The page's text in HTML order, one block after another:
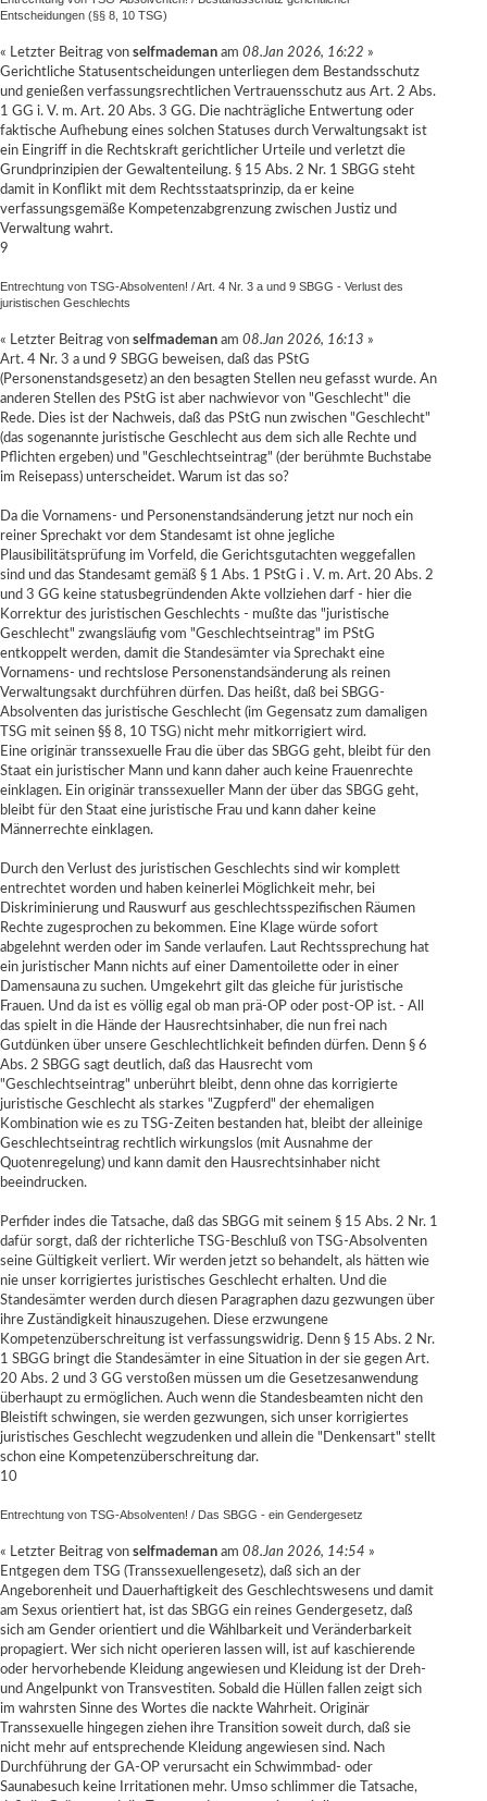
Entscheidungen (§§ 8, 10 TSG)
« Letzter Beitrag von selfmademan am 08.Jan 2026, 16:22 »
Gerichtliche Statusentscheidungen unterliegen dem Bestandsschutz
und genießen verfassungsrechtlichen Vertrauensschutz aus Art. 2 Abs.
1 GG i. V. m. Art. 20 Abs. 3 GG. Die nachträgliche Entwertung oder
faktische Aufhebung eines solchen Statuses durch Verwaltungsakt ist
ein Eingriff in die Rechtskraft gerichtlicher Urteile und verletzt die
Grundprinzipien der Gewaltenteilung. § 15 Abs. 2 Nr. 1 SBGG steht
damit in Konflikt mit dem Rechtsstaatsprinzip, da er keine
verfassungsgemäße Kompetenzabgrenzung zwischen Justiz und
Verwaltung wahrt.
9
Entrechtung von TSG-Absolventen! /Art. 4 Nr. 3 a und 9 SBGG - Verlust des
juristischen Geschlechts
« Letzter Beitrag von selfmademan am 08.Jan 2026, 16:13 »
Art. 4 Nr. 3 a und 9 SBGG beweisen, daß das PStG
(Personenstandsgesetz) an den besagten Stellen neu gefasst wurde. An
anderen Stellen des PStG ist aber nachwievor von "Geschlecht" die
Rede. Dies ist der Nachweis, daß das PStG nun zwischen "Geschlecht"
(das sogenannte juristische Geschlecht aus dem sich alle Rechte und
Pflichten ergeben) und "Geschlechtseintrag" (der berühmte Buchstabe
im Reisepass) unterscheidet. Warum ist das so?
Da die Vornamens- und Personenstandsänderung jetzt nur noch ein
reiner Sprechakt vor dem Standesamt ist ohne jegliche
Plausibilitätsprüfung im Vorfeld, die Gerichtsgutachten weggefallen
sind und das Standesamt gemäß § 1 Abs. 1 PStG i . V. m. Art. 20 Abs. 2
und 3 GG keine statusbegründenden Akte vollziehen darf - hier die
Korrektur des juristischen Geschlechts - mußte das "juristische
Geschlecht" zwangsläufig vom "Geschlechtseintrag" im PStG
entkoppelt werden, damit die Standesämter via Sprechakt eine
Vornamens- und rechtslose Personenstandsänderung als reinen
Verwaltungsakt durchführen dürfen. Das heißt, daß bei SBGG-
Absolventen das juristische Geschlecht (im Gegensatz zum damaligen
TSG mit seinen §§ 8, 10 TSG) nicht mehr mitkorrigiert wird.
Eine originär transsexuelle Frau die über das SBGG geht, bleibt für den
Staat ein juristischer Mann und kann daher auch keine Frauenrechte
einklagen. Ein originär transsexueller Mann der über das SBGG geht,
bleibt für den Staat eine juristische Frau und kann daher keine
Männerrechte einklagen.
Durch den Verlust des juristischen Geschlechts sind wir komplett
entrechtet worden und haben keinerlei Möglichkeit mehr, bei
Diskriminierung und Rauswurf aus geschlechtsspezifischen Räumen
Rechte zugesprochen zu bekommen. Eine Klage würde sofort
abgelehnt werden oder im Sande verlaufen. Laut Rechtssprechung hat
ein juristischer Mann nichts auf einer Damentoilette oder in einer
Damensauna zu suchen. Umgekehrt gilt das gleiche für juristische
Frauen. Und da ist es völlig egal ob man prä-OP oder post-OP ist. - All
das spielt in die Hände der Hausrechtsinhaber, die nun frei nach
Gutdünken über unsere Geschlechtlichkeit befinden dürfen. Denn § 6
Abs. 2 SBGG sagt deutlich, daß das Hausrecht vom
"Geschlechtseintrag" unberührt bleibt, denn ohne das korrigierte
juristische Geschlecht als starkes "Zugpferd" der ehemaligen
Kombination wie es zu TSG-Zeiten bestanden hat, bleibt der alleinige
Geschlechtseintrag rechtlich wirkungslos (mit Ausnahme der
Quotenregelung) und kann damit den Hausrechtsinhaber nicht
beeindrucken.
Perfider indes die Tatsache, daß das SBGG mit seinem § 15 Abs. 2 Nr. 1
dafür sorgt, daß der richterliche TSG-Beschluß von TSG-Absolventen
seine Gültigkeit verliert. Wir werden jetzt so behandelt, als hätten wie
nie unser korrigiertes juristisches Geschlecht erhalten. Und die
Standesämter werden durch diesen Paragraphen dazu gezwungen über
ihre Zuständigkeit hinauszugehen. Diese erzwungene
Kompetenzüberschreitung ist verfassungswidrig. Denn § 15 Abs. 2 Nr.
1 SBGG bringt die Standesämter in eine Situation in der sie gegen Art.
20 Abs. 2 und 3 GG verstoßen müssen um die Gesetzesanwendung
überhaupt zu ermöglichen. Auch wenn die Standesbeamten nicht den
Bleistift schwingen, sie werden gezwungen, sich unser korrigiertes
juristisches Geschlecht wegzudenken und allein die "Denkensart" stellt
schon eine Kompetenzüberschreitung dar.
10
Entrechtung von TSG-Absolventen! / Das SBGG - ein Gendergesetz
« Letzter Beitrag von selfmademan am 08.Jan 2026, 14:54 »
Entgegen dem TSG (Transsexuellengesetz), daß sich an der
Angeborenheit und Dauerhaftigkeit des Geschlechtswesens und damit
am Sexus orientiert hat, ist das SBGG ein reines Gendergesetz, daß
sich am Gender orientiert und die Wählbarkeit und Veränderbarkeit
propagiert. Wer sich nicht operieren lassen will, ist auf kaschierende
oder hervorhebende Kleidung angewiesen und Kleidung ist der Dreh-
und Angelpunkt von Transvestiten. Sobald die Hüllen fallen zeigt sich
im wahrsten Sinne des Wortes die nackte Wahrheit. Originär
Transsexuelle hingegen ziehen ihre Transition soweit durch, daß sie
nicht mehr auf entsprechende Kleidung angewiesen sind. Nach
Durchführung der GA-OP verursacht ein Schwimmbad- oder
Saunabesuch keine Irritationen mehr. Umso schlimmer die Tatsache,